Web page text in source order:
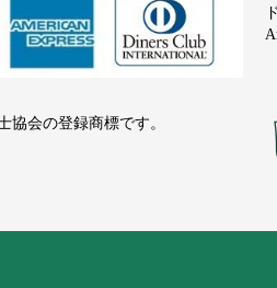
協会の登録商標です。